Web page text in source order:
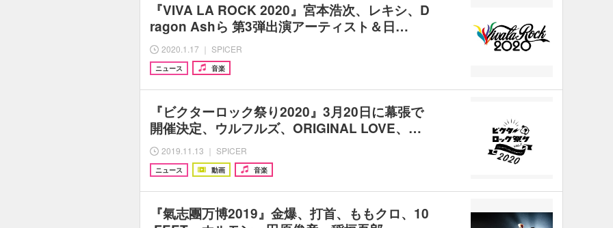
『VIVA LA ROCK 2020』宮本浩次、レキシ、D
ragon Ashら 第3弾出演アーティスト＆日…
2020.1.17 ｜ SPICER
ニュース 音楽
『ビクターロック祭り2020』3月20日に幕張で
開催決定、ウルフルズ、ORIGINAL LOVE、…
2019.11.13 ｜ SPICER
ニュース 動画 音楽
『氣志團万博2019』金爆、打首、ももクロ、10